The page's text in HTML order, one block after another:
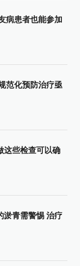
病患者也能参加
范化预防治疗亟
这些检查可以确
淤青需警惕 治疗